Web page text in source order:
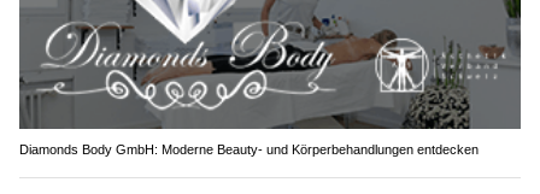
Diamonds Body GmbH: Moderne Beauty- und Körperbehandlungen entdecken